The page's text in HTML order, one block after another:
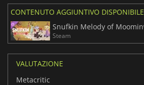
CONTENUTO AGGIUNTIVO DISPONIBILE
Steam
VALUTAZIONE
Metacritic